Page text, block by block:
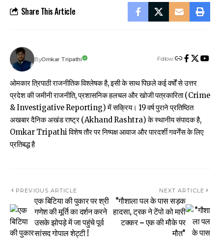
Share This Article
ByOmkar Tripathi Follow:
ओमकार त्रिपाठी राजनीतिक विश्लेषक है, इसी के साथ पिछले कई वर्षों से उत्तर
प्रदेश की जमीनी राजनीति, प्रशासनिक हलचल और खोजी पत्रकारिता (Crime
& Investigative Reporting) में सक्रिय। 19 वर्ष पुराने प्रतिष्ठित
अखबार दैनिक अखंड राष्ट्र (Akhand Rashtra) के स्थानीय संपादक है,
Omkar Tripathi विशेष तौर पर निष्पक्ष आवाज और पारदर्शी गवर्नेंस के लिए
प्रतिबद्ध है
PREVIOUS ARTICLE
एक बिटिया की पुकार पर श्री
गणेश की मूर्ति का दर्शन करने
उसके झोपड़े में जा पहुंचे पूर्व
सांसद गोपाल शेट्टी !
NEXT ARTICLE
*गौशाला पल के पास सड़क
हादसा, ट्रक ने टेंपो को मारी
टक्कर – एक की मौके पर
मौत*